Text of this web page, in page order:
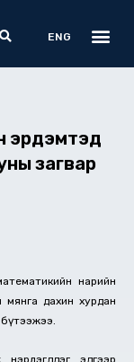
Search
ENG
эрдэмтэд
загвар
нарийн
мянга дахин хурдан
эдгээр